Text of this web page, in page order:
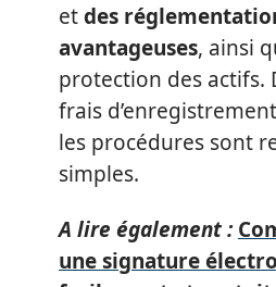
etdes
avantageuses, ainsi
protection des actifs.
frais
les procédures sont
simples.
A lire également :
une signature